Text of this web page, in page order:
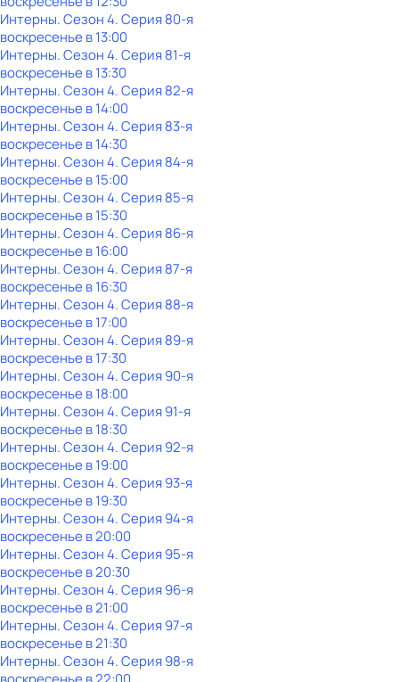
Интерны. Сезон 4. Серия 80-я
воскресенье в13:00
Интерны. Сезон 4. Серия 81-я
воскресенье в13:30
Интерны. Сезон 4. Серия 82-я
воскресенье в14:00
Интерны. Сезон 4. Серия 83-я
воскресенье в14:30
Интерны. Сезон 4. Серия 84-я
воскресенье в15:00
Интерны. Сезон 4. Серия 85-я
воскресенье в15:30
Интерны. Сезон 4. Серия 86-я
воскресенье в16:00
Интерны. Сезон 4. Серия 87-я
воскресенье в16:30
Интерны. Сезон 4. Серия 88-я
воскресенье в17:00
Интерны. Сезон 4. Серия 89-я
воскресенье в17:30
Интерны. Сезон 4. Серия 90-я
воскресенье в18:00
Интерны. Сезон 4. Серия 91-я
воскресенье в18:30
Интерны. Сезон 4. Серия 92-я
воскресенье в19:00
Интерны. Сезон 4. Серия 93-я
воскресенье в19:30
Интерны. Сезон 4. Серия 94-я
воскресенье в20:00
Интерны. Сезон 4. Серия 95-я
воскресенье в20:30
Интерны. Сезон 4. Серия 96-я
воскресенье в21:00
Интерны. Сезон 4. Серия 97-я
воскресенье в21:30
Интерны. Сезон 4. Серия 98-я